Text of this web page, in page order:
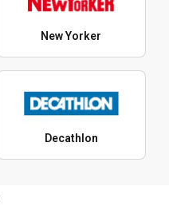
New Yorker
Decathlon